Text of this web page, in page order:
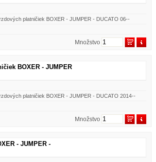
platničiek BOXER - JUMPER - DUCATO 06--
Množstvo
BOXER - JUMPER
platničiek BOXER - JUMPER - DUCATO 2014--
Množstvo
- JUMPER -